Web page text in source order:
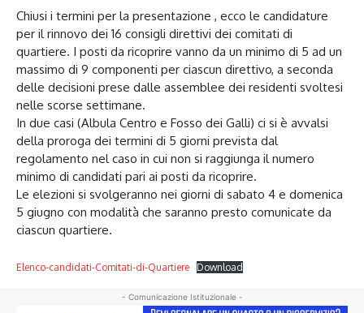
Chiusi i termini per la presentazione , ecco le candidature
per il rinnovo dei 16 consigli direttivi dei comitati di
quartiere. I posti da ricoprire vanno da un minimo di 5 ad un
massimo di 9 componenti per ciascun direttivo, a seconda
delle decisioni prese dalle assemblee dei residenti svoltesi
nelle scorse settimane.
In due casi (Albula Centro e Fosso dei Galli) ci si è avvalsi
della proroga dei termini di 5 giorni prevista dal
regolamento nel caso in cui non si raggiunga il numero
minimo di candidati pari ai posti da ricoprire.
Le elezioni si svolgeranno nei giorni di sabato 4 e domenica
5 giugno con modalità che saranno presto comunicate da
ciascun quartiere.
Elenco-candidati-Comitati-di-Quartiere Download
- Comunicazione Istituzionale -